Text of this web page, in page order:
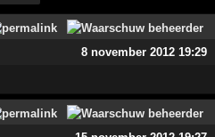
8 november 2012 19:29